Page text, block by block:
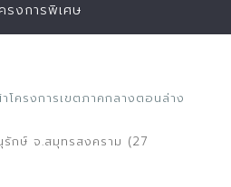
รงการพิเศษ
โครงการเขตภาคกลางตอนล่าง
กษ์ จ.สมุทรสงคราม (27